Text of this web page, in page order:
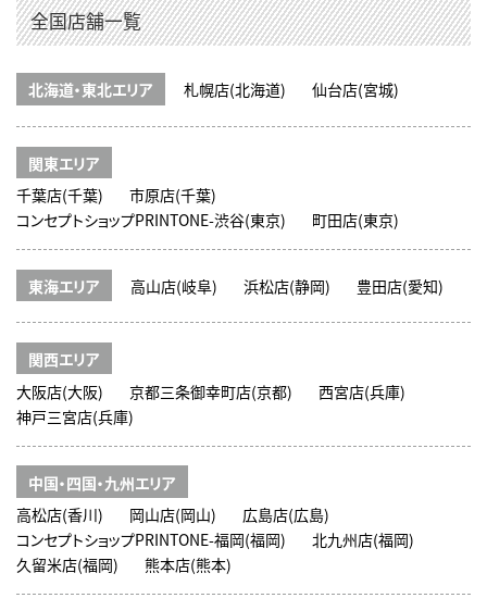
全国店舗一覧
北海道・東北エリア 札幌店(北海道) 仙台店(宮城)
関東エリア
千葉店(千葉)
市原店(千葉)
コンセプトショップPRINTONE-渋谷(東京)
町田店(東京)
東海エリア 高山店(岐阜) 浜松店(静岡) 豊田店(愛知)
関西エリア
大阪店(大阪)
京都三条御幸町店(京都)
西宮店(兵庫)
神戸三宮店(兵庫)
中国・四国・九州エリア
高松店(香川)
岡山店(岡山)
広島店(広島)
コンセプトショップPRINTONE-福岡(福岡)
北九州店(福岡)
久留米店(福岡)
熊本店(熊本)